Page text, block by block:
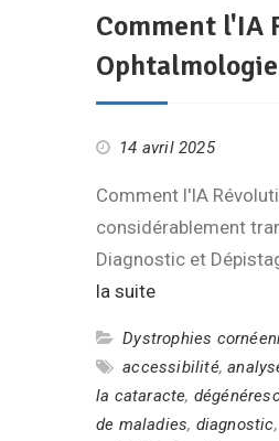
Comment l'IA
Ophtalmologie
14 avril 2025
Comment l'IA
considérablement
Diagnostic et
la suite
Dystrophies
accessibilité,
la cataracte,
de maladies, diagnostic